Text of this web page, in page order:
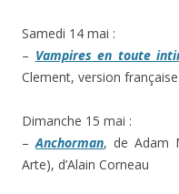
Samedi 14 mai :
– Vampires en toute
Clement, version
Dimanche 15 mai :
–Anchorman, de Adam
Arte), d’Alain Corneau